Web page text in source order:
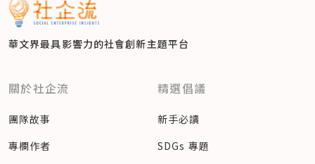
華文界最具影響力的社會創新主題平台
關於社企流
團隊故事
專欄作者
精選倡議
新手必讀
SDGs 專題